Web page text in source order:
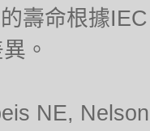
壽命根據
。
NE,